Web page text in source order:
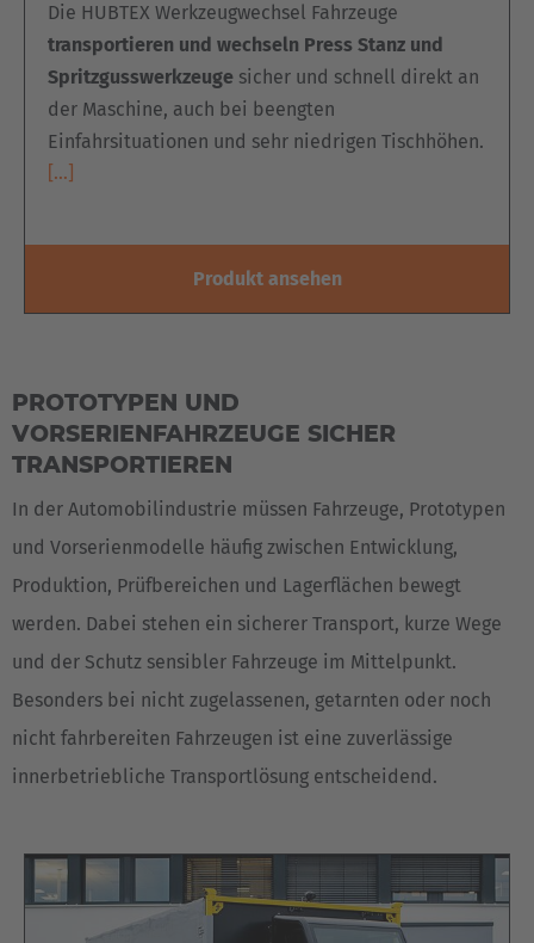
EUROPE
Belgium
Nederlands Français Deutsch
Español
France
Français
Great Britain
English
Italia
Italiano
Luxembourg
Nederland
Nederlands
Die HUBTEX Werkzeugwechsel Fahrzeuge
transportieren und wechseln Press Stanz und
Spritzgusswerkzeuge sicher und schnell direkt an
der Maschine, auch bei beengten
Einfahrsituationen und sehr niedrigen Tischhöhen.
[…]
Produkt ansehen
PROTOTYPEN UND
VORSERIENFAHRZEUGE SICHER
TRANSPORTIEREN
In der Automobilindustrie müssen Fahrzeuge, Prototypen
und Vorserienmodelle häufig zwischen Entwicklung,
Produktion, Prüfbereichen und Lagerflächen bewegt
werden. Dabei stehen ein sicherer Transport, kurze Wege
und der Schutz sensibler Fahrzeuge im Mittelpunkt.
Besonders bei nicht zugelassenen, getarnten oder noch
nicht fahrbereiten Fahrzeugen ist eine zuverlässige
innerbetriebliche Transportlösung entscheidend.